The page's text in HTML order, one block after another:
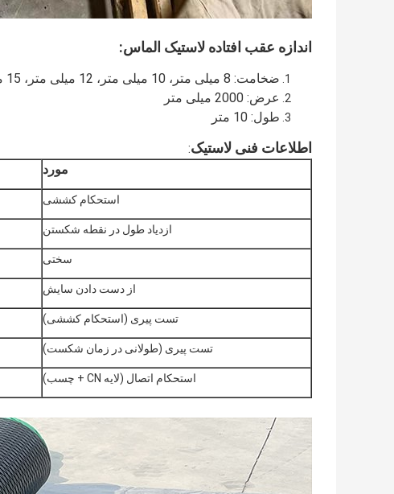
اندازه عقب افتاده لاستیک الماس:
ضخامت: 8 میلی متر، 10 میلی متر، 12 میلی متر، 15 میلی متر، 20 میلی متر و غیره
عرض: 2000 میلی متر
طول: 10 متر
اطلاعات فنی لاستیک:
مورد
استحکام کششی
ازدیاد طول در نقطه شکستن
سختی
از دست دادن سایش
تست پیری (استحکام کششی)
تست پیری (طولانی در زمان شکست)
استحکام اتصال (لایه CN + چسب)